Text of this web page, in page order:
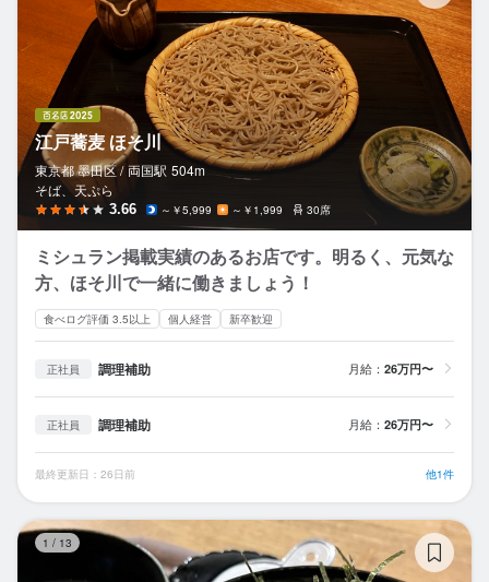
江戸蕎麦 ほそ川
東京都 墨田区 / 両国駅 504m
そば、天ぷら
3.66 ～￥5,999 ～￥1,999 30席
ミシュラン掲載実績のあるお店です。明るく、元気な
方、ほそ川で一緒に働きましょう！
食べログ評価 3.5以上 個人経営 新卒歓迎
正社員 調理補助 月給： 26万円〜
正社員 調理補助 月給： 26万円〜
最終更新日：26日前 他1件
1 / 13